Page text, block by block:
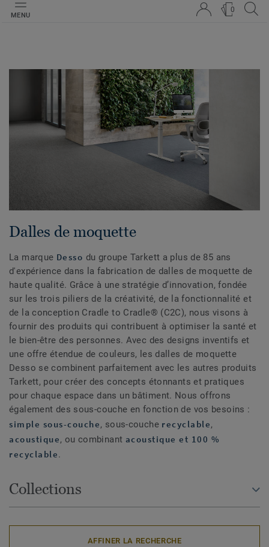
MENU
0
Dalles de moquette
La marque Desso du groupe Tarkett a plus de 85 ans
d'expérience dans la fabrication de dalles de moquette de
haute qualité. Grâce à une stratégie d’innovation, fondée
sur les trois piliers de la créativité, de la fonctionnalité et
de la conception Cradle to Cradle® (C2C), nous visons à
fournir des produits qui contribuent à optimiser la santé et
le bien-être des personnes. Avec des designs inventifs et
une offre étendue de couleurs, les dalles de moquette
Desso se combinent parfaitement avec les autres produits
Tarkett, pour créer des concepts étonnants et pratiques
pour chaque espace dans un bâtiment. Nous offrons
également des sous-couche en fonction de vos besoins :
simple sous-couche, sous-coucherecyclable,
acoustique, ou combinant acoustique et 100 %
recyclable.
Collections
AFFINER LA RECHERCHE